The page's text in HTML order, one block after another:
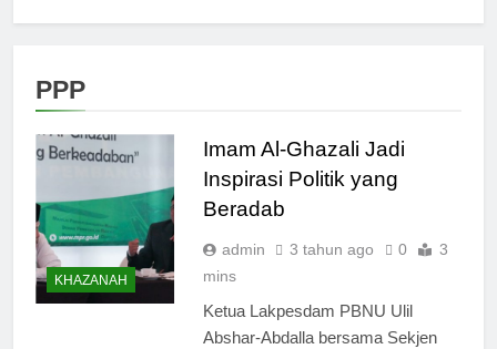
PPP
KHAZANAH
Imam Al-Ghazali Jadi
Inspirasi Politik yang
Beradab
admin 3 tahun ago 0
3
mins
Ketua Lakpesdam PBNU Ulil
Abshar-Abdalla bersama Sekjen